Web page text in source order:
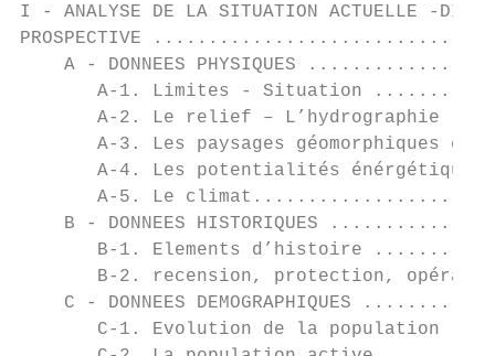
I - ANALYSE DE LA SITUATION ACTUELLE -
PROSPECTIVE
A - DONNEES PHYSIQUES
A-1. Limites - Situation
A-2. Le relief – L’hydrographie
A-3. Les paysages géomorphiques et
A-4. Les potentialités
A-5. Le
B - DONNEES HISTORIQUES
B-1. Elements d’histoire
B-2. recension, protection,
C - DONNEES DEMOGRAPHIQUES
C-1. Evolution de la population